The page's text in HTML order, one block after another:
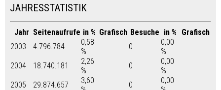
JAHRESSTATISTIK
Jahr Seitenaufrufe in % Grafisch Besuche in %
Grafisch
2003
4.796.784
0,58
%
0
0,00
%
2004
18.740.181
2,26
%
0
0,00
%
2005
29.874.657
3,60
0
0,00